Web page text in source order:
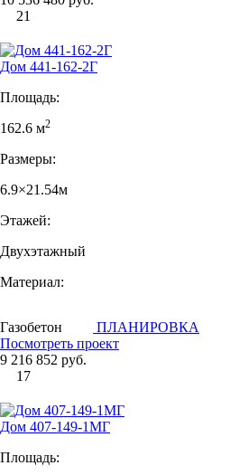
21
Дом 441-162-2Г
Площадь:
162.6 м2
Размеры:
6.9×21.54м
Этажей:
Двухэтажный
Материал:
Газобетон
ПЛАНИРОВКА
Посмотреть проект
9 216 852 руб.
17
Дом 407-149-1МГ
Площадь: